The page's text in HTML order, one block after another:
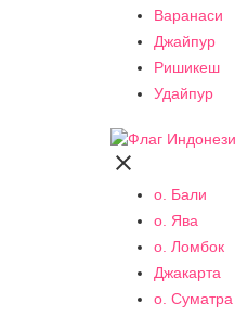
Варанаси
Джайпур
Ришикеш
Удайпур

о. Бали
о. Ява
о. Ломбок
Джакарта
о. Суматра